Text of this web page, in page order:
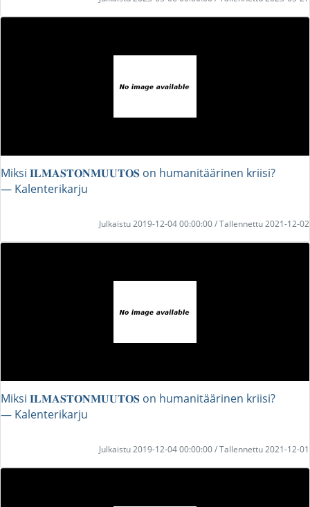
Miksi 𝐈𝐋𝐌𝐀𝐒𝐓𝐎𝐍𝐌𝐔𝐔𝐓𝐎𝐒 on humanitäärinen kriisi?
― Kalenterikarju
Julkaistu 2019-12-04 00:00:00 / Tallennettu 2021-12-02
Miksi 𝐈𝐋𝐌𝐀𝐒𝐓𝐎𝐍𝐌𝐔𝐔𝐓𝐎𝐒 on humanitäärinen kriisi?
― Kalenterikarju
Julkaistu 2019-12-04 00:00:00 / Tallennettu 2021-12-01